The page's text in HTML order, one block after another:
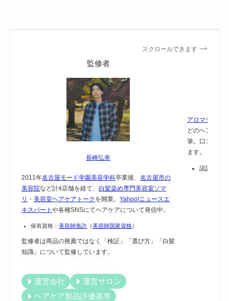
スクロールできます
監修者
長崎弘幸
2011年名古屋モード学園美容学科卒業後、名古屋市の
美容院など計4店舗を経て、 白髪染め専門美容室ソマ
リ ・美容室ヘアケアトーク を開業。Yahoo!ニュースエ
キスパートや各種SNSにてヘアケアについて発信中。
保有資格：美容師免許 （美容師国家資格）
監修者は商品の推薦ではなく「検証」「選び方」「白髪
知識」について監修しています。
アロマテラピ
どのヘアケア
筆。口コミで
ます。
認証：
運営会社
運営サロン
ヘアケア製品評価基準